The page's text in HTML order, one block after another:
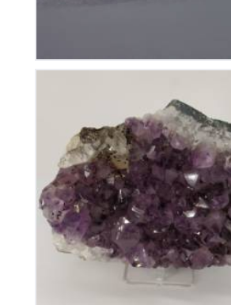
Améthyste du Brésil
115€